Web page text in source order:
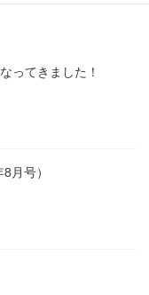
ってきました！
月号）